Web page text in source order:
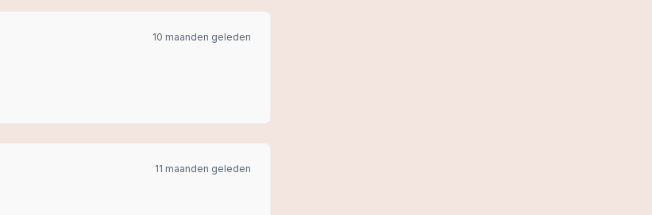
10 maanden geleden
11 maanden geleden